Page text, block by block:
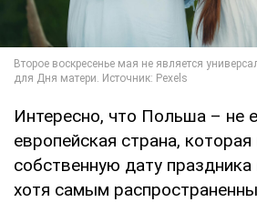
Интересно, что Польша – не
европейская страна, которая
собственную дату
хотя самым